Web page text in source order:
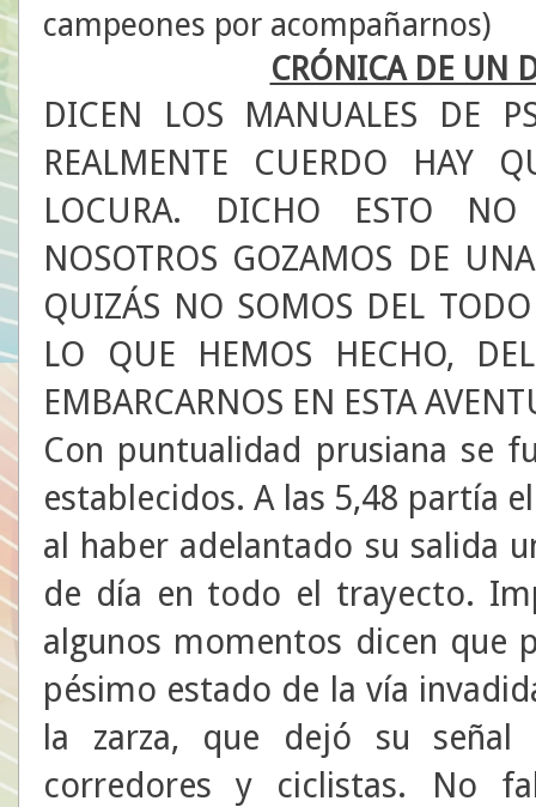
campeones por acompañarnos)
CRÓNICA DE UN
DICEN LOS MANUALES DE
REALMENTE CUERDO HAY
LOCURA. DICHO ESTO
NOSOTROS GOZAMOS DE
QUIZÁS NO SOMOS DEL
LO QUE HEMOS HECHO,
EMBARCARNOS EN ESTA
Con puntualidad prusiana se
establecidos. A las 5,48 partía
al haber adelantado su salida
de día en todo el trayecto.
algunos momentos dicen que
pésimo estado de la vía
la zarza, que dejó su
corredores y ciclistas. No